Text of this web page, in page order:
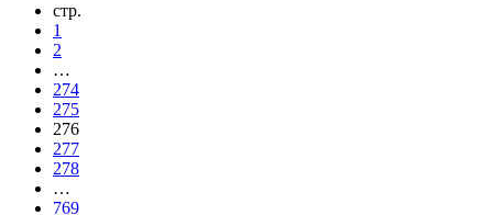
стр.
1
2
…
274
275
276
277
278
…
769